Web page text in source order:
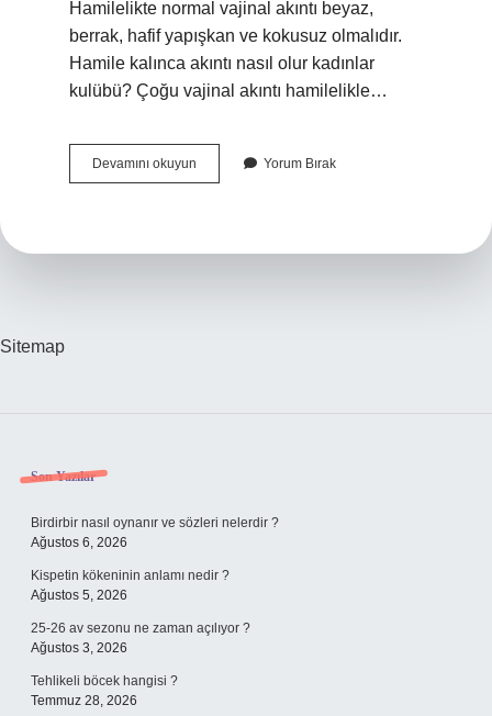
Hamilelikte normal vajinal akıntı beyaz,
berrak, hafif yapışkan ve kokusuz olmalıdır.
Hamile kalınca akıntı nasıl olur kadınlar
kulübü? Çoğu vajinal akıntı hamilelikle…
Devamını okuyun Hamilelik
Belirtisi
Yorum Bırak
Sitemap
Sidebar
Son Yazılar
Birdirbir nasıl oynanır ve sözleri nelerdir ?
Ağustos 6, 2026
Kispetin kökeninin anlamı nedir ?
Ağustos 5, 2026
25-26 av sezonu ne zaman açılıyor ?
Ağustos 3, 2026
Tehlikeli böcek hangisi ?
Temmuz 28, 2026